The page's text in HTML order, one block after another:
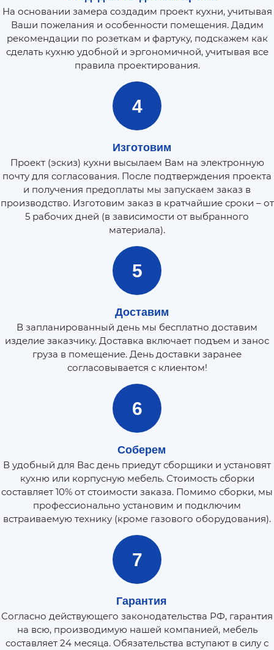
На основании замера создадим проект кухни, учитывая
Ваши пожелания и особенности помещения. Дадим
рекомендации по розеткам и фартуку, подскажем как
сделать кухню удобной и эргономичной, учитывая все
правила проектирования.
4
Изготовим
Проект (эскиз) кухни высылаем Вам на электронную
почту для согласования. После подтверждения проекта
и получения предоплаты мы запускаем заказ в
производство. Изготовим заказ в кратчайшие сроки – от
5 рабочих дней (в зависимости от выбранного
материала).
5
Доставим
В запланированный день мы бесплатно доставим
изделие заказчику. Доставка включает подъем и занос
груза в помещение. День доставки заранее
согласовывается с клиентом!
6
Соберем
В удобный для Вас день приедут сборщики и установят
кухню или корпусную мебель. Стоимость сборки
составляет 10% от стоимости заказа. Помимо сборки, мы
профессионально установим и подключим
встраиваемую технику (кроме газового оборудования).
7
Гарантия
Согласно действующего законодательства РФ, гарантия
на всю, производимую нашей компанией, мебель
составляет 24 месяца. Обязательства вступают в силу с